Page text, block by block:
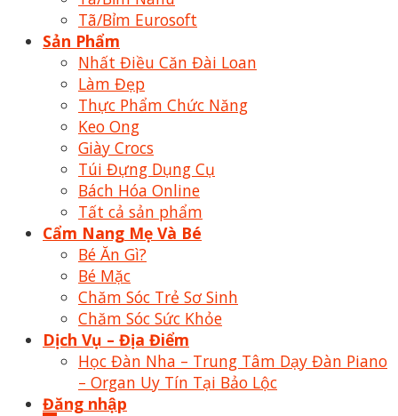
Tã/Bỉm Eurosoft
Sản Phẩm
Nhất Điều Căn Đài Loan
Làm Đẹp
Thực Phẩm Chức Năng
Keo Ong
Giày Crocs
Túi Đựng Dụng Cụ
Bách Hóa Online
Tất cả sản phẩm
Cẩm Nang Mẹ Và Bé
Bé Ăn Gì?
Bé Mặc
Chăm Sóc Trẻ Sơ Sinh
Chăm Sóc Sức Khỏe
Dịch Vụ – Địa Điểm
Học Đàn Nha – Trung Tâm Dạy Đàn Piano
– Organ Uy Tín Tại Bảo Lộc
Đăng nhập